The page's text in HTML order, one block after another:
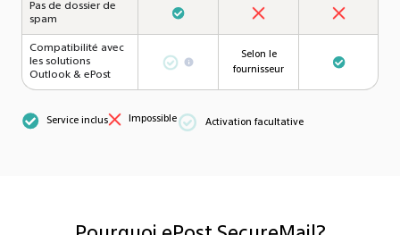
Pas de dossier de
spam
Compatibilité avec
les solutions
Outlook & ePost
Selon le
fournisseur
Service inclus Impossible Activation facultative